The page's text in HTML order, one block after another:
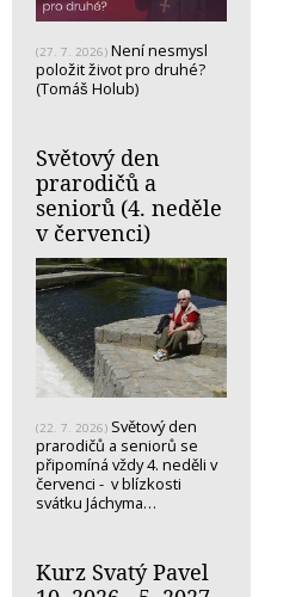
(27. 7. 2026) Není nesmysl
položit život pro druhé?
(Tomáš Holub)
Světový den
prarodičů a
seniorů (4. neděle
v červenci)
(22. 7. 2026) Světový den
prarodičů a seniorů se
připomíná vždy 4. neděli v
červenci - v blízkosti
svátku Jáchyma…
Kurz Svatý Pavel